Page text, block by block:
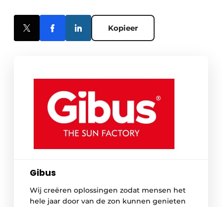
Kopieer
Gibus
Wij creëren oplossingen zodat mensen het
hele jaar door van de zon kunnen genieten